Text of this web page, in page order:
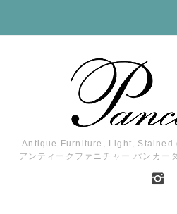
Antique Furniture, Light,
アンティークファニチャー パンカー